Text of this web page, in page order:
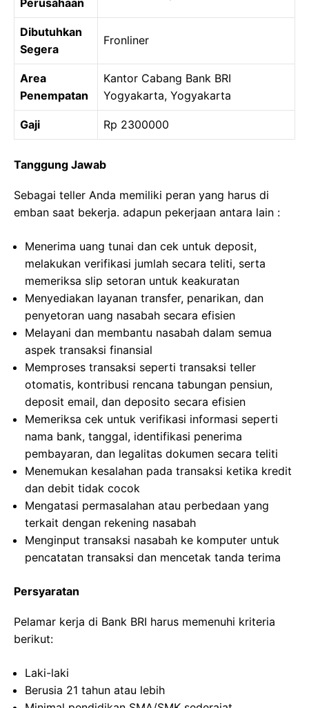
Perusahaan
Dibutuhkan
Segera
Fronliner
Area
Penempatan
Kantor Cabang Bank BRI
Yogyakarta, Yogyakarta
Gaji Rp 2300000
Tanggung Jawab
Sebagai teller Anda memiliki peran yang harus di
emban saat bekerja. adapun pekerjaan antara lain :
Menerima uang tunai dan cek untuk deposit,
melakukan verifikasi jumlah secara teliti, serta
memeriksa slip setoran untuk keakuratan
Menyediakan layanan transfer, penarikan, dan
penyetoran uang nasabah secara efisien
Melayani dan membantu nasabah dalam semua
aspek transaksi finansial
Memproses transaksi seperti transaksi teller
otomatis, kontribusi rencana tabungan pensiun,
deposit email, dan deposito secara efisien
Memeriksa cek untuk verifikasi informasi seperti
nama bank, tanggal, identifikasi penerima
pembayaran, dan legalitas dokumen secara teliti
Menemukan kesalahan pada transaksi ketika kredit
dan debit tidak cocok
Mengatasi permasalahan atau perbedaan yang
terkait dengan rekening nasabah
Menginput transaksi nasabah ke komputer untuk
pencatatan transaksi dan mencetak tanda terima
Persyaratan
Pelamar kerja di Bank BRI harus memenuhi kriteria
berikut:
Laki-laki
Berusia 21 tahun atau lebih